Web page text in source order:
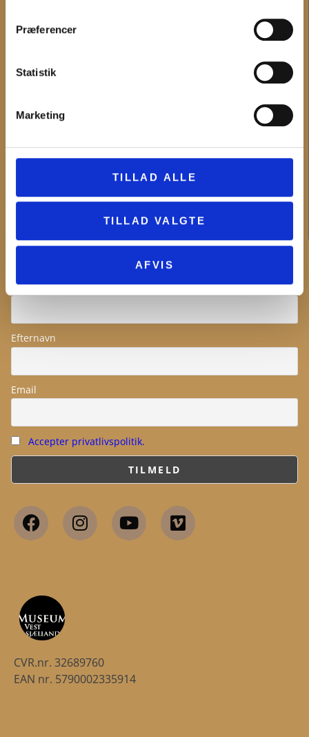
Præferencer
Statistik
Marketing
TILLAD ALLE
TILLAD VALGTE
AFVIS
Om Museum Vestsjælland
Presseservice
Museumsforeningerne
Forskning
Bygherrer og arkæologi
Projekter og samarbejder
NYHEDSBREV
Fornavn
Efternavn
Email
Accepter privatlivspolitik.
CVR.nr. 32689760
EAN nr. 5790002335914